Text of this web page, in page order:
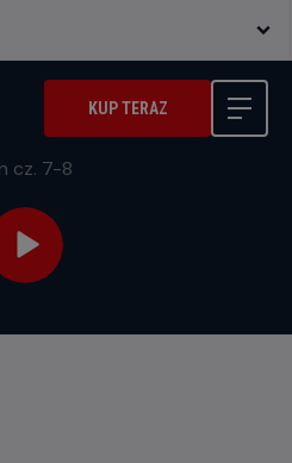
KUP TERAZ